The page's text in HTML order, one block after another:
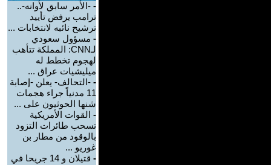
- -الأمر سابق لأوانه-..
ترامب يرفض تأييد
ترشيح نائبه لانتخابات ...
- مسؤول سعودي
لـCNN: المملكة تتأهب
لهجوم تخطط له
ميليشيات عراق ...
- -التحالف- يعلن -إصابة
11 مدنياً جراء هجمات
شنها الحوثيون على ...
- القوات الأمريكية
تسحب طائرات التزود
بالوقود من مطار بن
غوريو ...
-
قتيلان و 14 جريحا في